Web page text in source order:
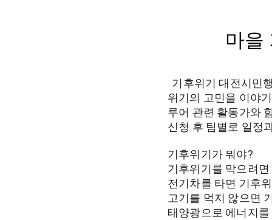
마을
기후위기 대전시민
위기의 고민을 이야
루어 관련 활동가와
신청 후 팀별로 일정
기후위기가 뭐야?
기후위기를 막으려
전기차를 타면 기후
고기를 먹지 않으면
태양광으로 에너지